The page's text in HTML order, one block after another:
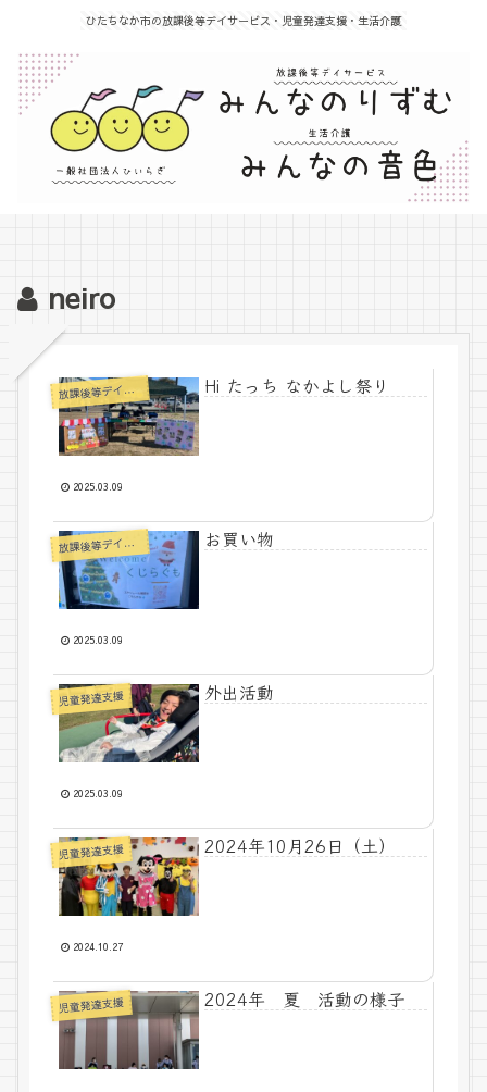
ひたちなか市の放課後等デイサービス・児童発達支援・生活介護
neiro
放 課後等デイサービス Hi たっち なかよし祭り
2025.03.09
放 課後等デイサービス お買い物
2025.03.09
児童発達支援 外出活動
2025.03.09
児童発達支援 2024年10月26日（土）
2024.10.27
児童発達支援 2024年 夏 活動の様子